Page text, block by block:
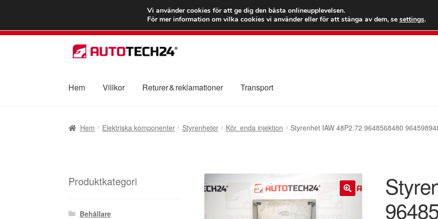
FRAKT från 75 kr
Ring
Hoppa
till
Hoppa
till
Hem Villkor Returer & reklamationer Transport
Hem Elektriska komponenter Styrenheter Kör. enda injektion Styrenhet IAW 48P2.72 9648568480
Produktkategori
Behållare
Vi använder cookies för att ge dig den bästa onlineupplevelsen.
För mer information om vilka cookies vi använder eller för att stänga av dem, se settings.